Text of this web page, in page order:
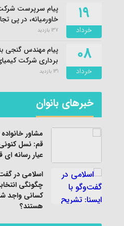
۱۹
خرداد
پیام سرپرست
خاورمیانه، در پی
137 بازدید
۰۸
خرداد
پیام مهندس گنجی
برداری شرکت
131 بازدید
خبرهای بانوان
مشاور
قم: نسل
عیار رسانه ای
اسلامی در
چگونگی
کسانی واجد
هستند؟